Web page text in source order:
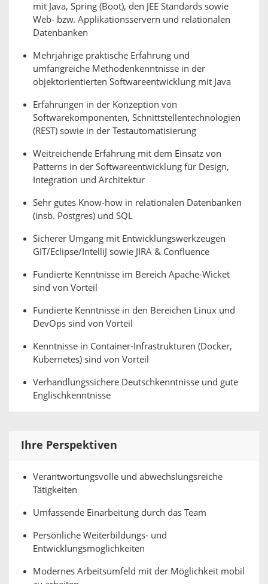
mit Java, Spring (Boot), den JEE Standards sowie
Web- bzw. Applikationsservern und relationalen
Datenbanken
Mehrjährige praktische Erfahrung und
umfangreiche Methodenkenntnisse in der
objektorientierten Softwareentwicklung mit Java
Erfahrungen in der Konzeption von
Softwarekomponenten, Schnittstellentechnologien
(REST) sowie in der Testautomatisierung
Weitreichende Erfahrung mit dem Einsatz von
Patterns in der Softwareentwicklung für Design,
Integration und Architektur
Sehr gutes Know-how in relationalen Datenbanken
(insb. Postgres) und SQL
Sicherer Umgang mit Entwicklungswerkzeugen
GIT/Eclipse/IntelliJ sowie JIRA & Confluence
Fundierte Kenntnisse im Bereich Apache-Wicket
sind von Vorteil
Fundierte Kenntnisse in den Bereichen Linux und
DevOps sind von Vorteil
Kenntnisse in Container-Infrastrukturen (Docker,
Kubernetes) sind von Vorteil
Verhandlungssichere Deutschkenntnisse und gute
Englischkenntnisse
Ihre Perspektiven
Verantwortungsvolle und abwechslungsreiche
Tätigkeiten
Umfassende Einarbeitung durch das Team
Persönliche Weiterbildungs- und
Entwicklungsmöglichkeiten
Modernes Arbeitsumfeld mit der Möglichkeit mobil